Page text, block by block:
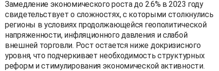
Замедление экономического роста до 2.6% в 2023 году
свидетельствует о сложностях, с которыми столкнулись
регионы в условиях продолжающейся геополитической
напряженности, инфляционного давления и слабой
внешней торговли. Рост остается ниже докризисного
уровня, что подчеркивает необходимость структурных
реформ и стимулирования экономической активности.